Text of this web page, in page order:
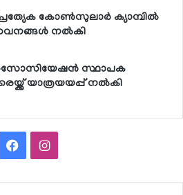
കോണ്‍സുലാര്‍ ക്യാമ്പില്‍
നല്‍കി
സ്ഥാപക
യാത്രയയപ്പ് നല്‍കി
FacebookInstagram